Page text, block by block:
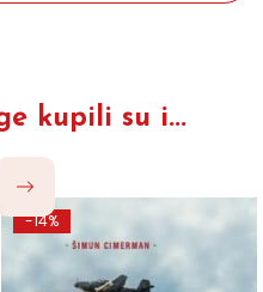
kupili su i...
-14%